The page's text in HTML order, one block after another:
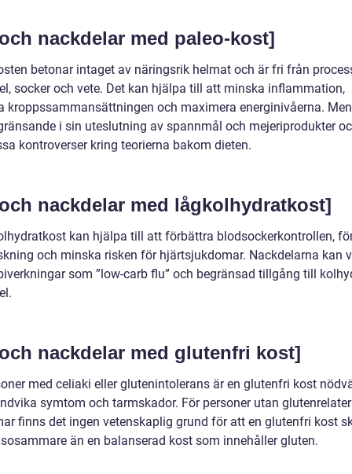
nackdelar med paleo-kost]
betonar intaget av näringsrik helmat och är fri från
socker och vete. Det kan hjälpa till att minska inflammation,
kroppssammansättningen och maximera energinivåerna.
i sin uteslutning av spannmål och mejeriprodukter
kontroverser kring teorierna bakom dieten.
nackdelar med lågkolhydratkost]
kan hjälpa till att förbättra blodsockerkontrollen,
och minska risken för hjärtsjukdomar. Nackdelarna kan
som ”low-carb flu” och begränsad tillgång till
nackdelar med glutenfri kost]
med celiaki eller glutenintolerans är en glutenfri kost
symtom och tarmskador. För personer utan
finns det ingen vetenskaplig grund för att en glutenfri kost
än en balanserad kost som innehåller gluten.